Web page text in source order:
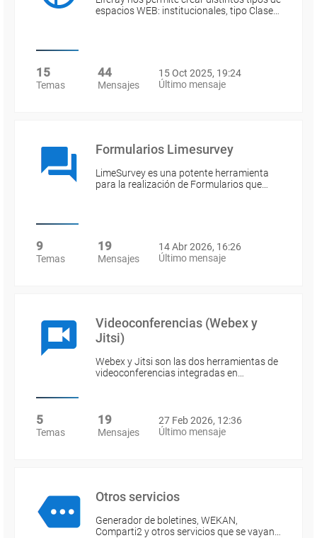
espacios WEB: institucionales, tipo Clase…
15
Temas
44
Mensajes
15 Oct 2025, 19:24
Último mensaje
Formularios Limesurvey
LimeSurvey es una potente herramienta
para la realización de Formularios que…
9
Temas
19
Mensajes
14 Abr 2026, 16:26
Último mensaje
Videoconferencias (Webex y
Jitsi)
Webex y Jitsi son las dos herramientas de
videoconferencias integradas en…
5
Temas
19
Mensajes
27 Feb 2026, 12:36
Último mensaje
Otros servicios
Generador de boletines, WEKAN,
Comparti2 y otros servicios que se vayan…